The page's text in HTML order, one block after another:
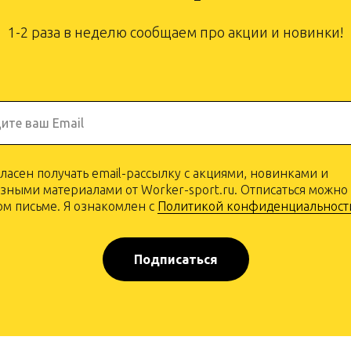
1-2 раза в неделю сообщаем про акции и новинки!
ваш Email
получать email-рассылку с акциями, новинками и
материалами от Worker-sport.ru. Отписаться можно
письме. Я ознакомлен с Политикой
Подписаться